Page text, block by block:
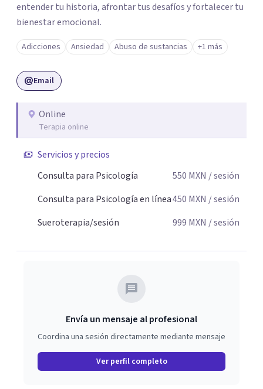
entender tu historia, afrontar tus desafíos y fortalecer tu
bienestar emocional.
Adicciones Ansiedad Abuso de sustancias +1 más
Email
Online
Terapia online
Servicios y precios
Consulta para Psicología
550 MXN / sesión
Consulta para Psicología en línea450 MXN / sesión
Sueroterapia/sesión
999 MXN / sesión
Envía un mensaje al profesional
Coordina una sesión directamente mediante mensaje
Ver perfil completo